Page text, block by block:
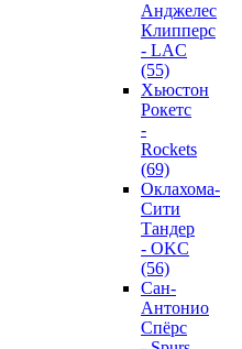
Анджелес
Клипперс
- LAC
(55)
Хьюстон
Рокетс
-
Rockets
(69)
Оклахома-
Сити
Тандер
- OKC
(56)
Сан-
Антонио
Спёрс